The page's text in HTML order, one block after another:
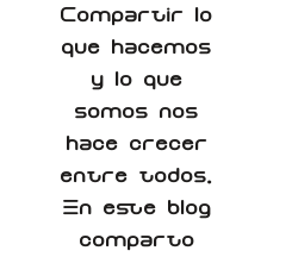
Compartir lo
que hacemos
y lo que
somos nos
hace crecer
entre todos.
En este blog
comparto